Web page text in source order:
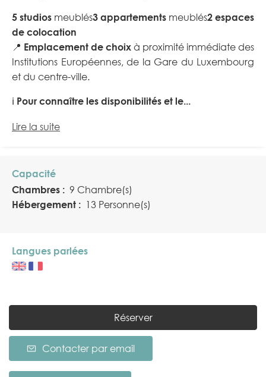
5 studios meublés3 appartements meublés2 espaces
de colocation
📍 Emplacement de choix à proximité immédiate des
Institutions Européennes, de la Gare du Luxembourg
et du centre-ville.
ℹ️ Pour connaître les disponibilités et le...
Lire la suite
Capacité
Chambres : 9 Chambre(s)
Hébergement : 13 Personne(s)
Langues parlées
Réserver
Contacter par email